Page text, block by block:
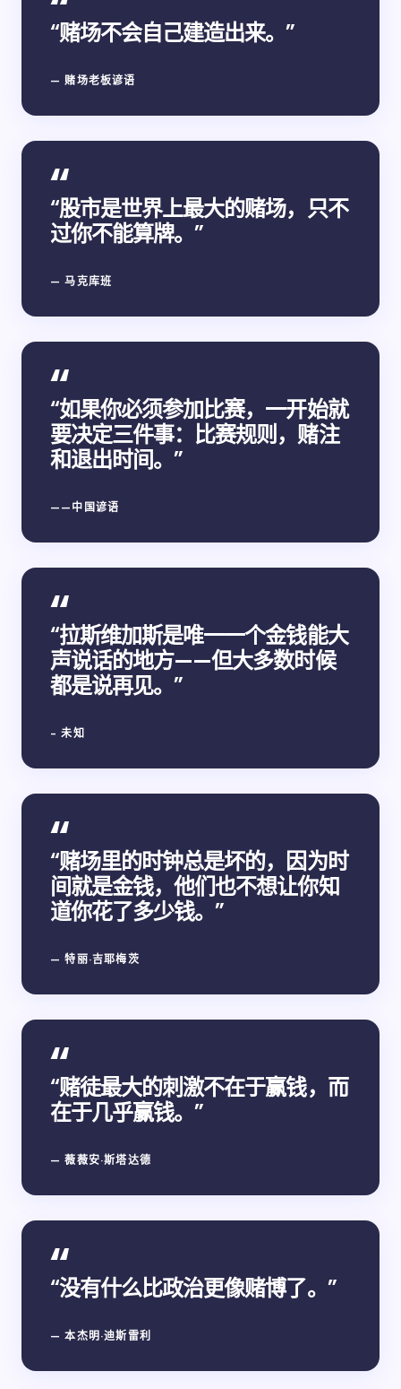
“赌场不会自己建造出来。”
— 赌场老板谚语
“股市是世界上最大的赌场，只不
过你不能算牌。”
— 马克库班
“如果你必须参加比赛，一开始就
要决定三件事：比赛规则，赌注
和退出时间。”
——中国谚语
“拉斯维加斯是唯一一个金钱能大
声说话的地方——但大多数时候
都是说再见。”
- 未知
“赌场里的时钟总是坏的，因为时
间就是金钱，他们也不想让你知
道你花了多少钱。”
— 特丽·吉耶梅茨
“赌徒最大的刺激不在于赢钱，而
在于几乎赢钱。”
— 薇薇安·斯塔达德
“没有什么比政治更像赌博了。”
— 本杰明·迪斯雷利